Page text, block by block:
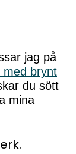
jag på
med brynt
du sött
mina